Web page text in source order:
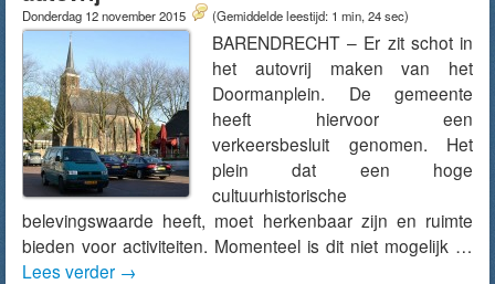
Donderdag 12 november 2015 (Gemiddelde leestijd: 1 min, 24 sec)
BARENDRECHT – Er zit schot in
het autovrij maken van het
Doormanplein. De gemeente
heeft hiervoor een
verkeersbesluit genomen. Het
plein dat een hoge
cultuurhistorische
belevingswaarde heeft, moet herkenbaar zijn en ruimte
bieden voor activiteiten. Momenteel is dit niet mogelijk …
Lees verder →